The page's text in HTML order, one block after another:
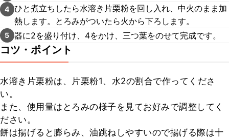
4 ひと煮立ちしたら水溶き片栗粉を回し入れ、中火のまま加
熱します。とろみがついたら火から下ろします。
5 器に2を盛り付け、4をかけ、三つ葉をのせて完成です。
コツ・ポイント
水溶き片栗粉は、片栗粉1、水2の割合で作ってくださ
い。
また、使用量はとろみの様子を見てお好みで調整してく
ださい。
餅は揚げると膨らみ、油跳ねしやすいので揚げる際は十